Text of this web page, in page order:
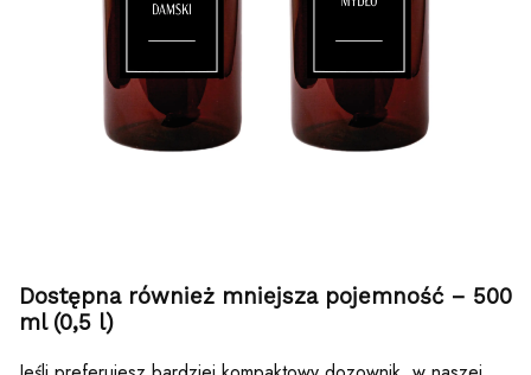
Dostępna również mniejsza pojemność – 500
ml (0,5 l)